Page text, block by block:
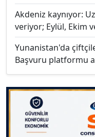
Akdeniz kaynıyor:
veriyor; Eylül, Ekim
Yunanistan'da
Başvuru platformu